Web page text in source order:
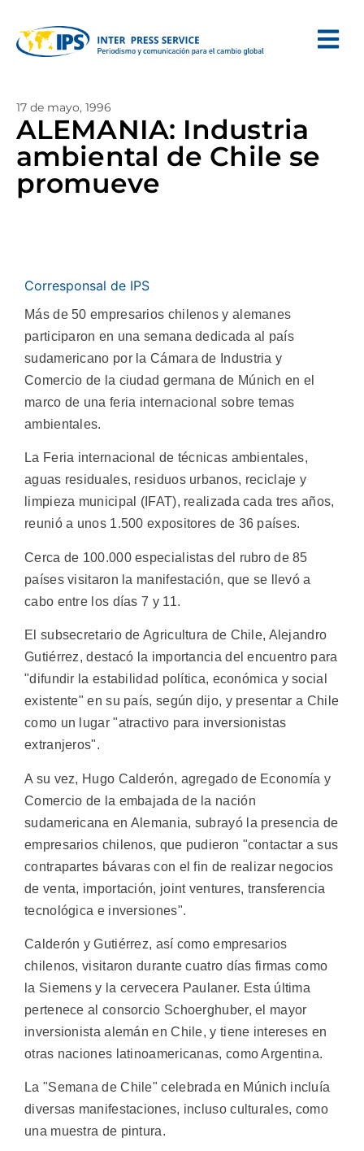
17 de mayo, 1996
ALEMANIA: Industria
ambiental de Chile se
promueve
Corresponsal de IPS
Más de 50 empresarios chilenos y alemanes
participaron en una semana dedicada al país
sudamericano por la Cámara de Industria y
Comercio de la ciudad germana de Múnich en el
marco de una feria internacional sobre temas
ambientales.
La Feria internacional de técnicas ambientales,
aguas residuales, residuos urbanos, reciclaje y
limpieza municipal (IFAT), realizada cada tres años,
reunió a unos 1.500 expositores de 36 países.
Cerca de 100.000 especialistas del rubro de 85
países visitaron la manifestación, que se llevó a
cabo entre los días 7 y 11.
El subsecretario de Agricultura de Chile, Alejandro
Gutiérrez, destacó la importancia del encuentro para
"difundir la estabilidad política, económica y social
existente" en su país, según dijo, y presentar a Chile
como un lugar "atractivo para inversionistas
extranjeros".
A su vez, Hugo Calderón, agregado de Economía y
Comercio de la embajada de la nación
sudamericana en Alemania, subrayó la presencia de
empresarios chilenos, que pudieron "contactar a sus
contrapartes bávaras con el fin de realizar negocios
de venta, importación, joint ventures, transferencia
tecnológica e inversiones".
Calderón y Gutiérrez, así como empresarios
chilenos, visitaron durante cuatro días firmas como
la Siemens y la cervecera Paulaner. Esta última
pertenece al consorcio Schoerghuber, el mayor
inversionista alemán en Chile, y tiene intereses en
otras naciones latinoamericanas, como Argentina.
La "Semana de Chile" celebrada en Múnich incluía
diversas manifestaciones, incluso culturales, como
una muestra de pintura.